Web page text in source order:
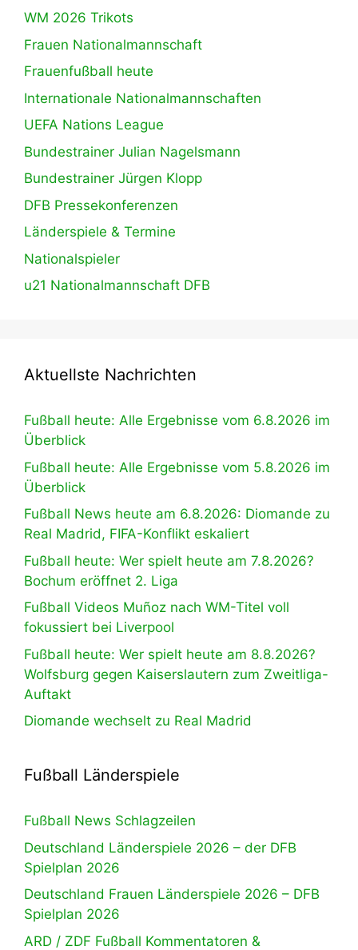
WM 2026 Trikots
Frauen Nationalmannschaft
Frauenfußball heute
Internationale Nationalmannschaften
UEFA Nations League
Bundestrainer Julian Nagelsmann
Bundestrainer Jürgen Klopp
DFB Pressekonferenzen
Länderspiele & Termine
Nationalspieler
u21 Nationalmannschaft DFB
Aktuellste Nachrichten
Fußball heute: Alle Ergebnisse vom 6.8.2026 im
Überblick
Fußball heute: Alle Ergebnisse vom 5.8.2026 im
Überblick
Fußball News heute am 6.8.2026: Diomande zu
Real Madrid, FIFA-Konflikt eskaliert
Fußball heute: Wer spielt heute am 7.8.2026?
Bochum eröffnet 2. Liga
Fußball Videos Muñoz nach WM-Titel voll
fokussiert bei Liverpool
Fußball heute: Wer spielt heute am 8.8.2026?
Wolfsburg gegen Kaiserslautern zum Zweitliga-
Auftakt
Diomande wechselt zu Real Madrid
Fußball Länderspiele
Fußball News Schlagzeilen
Deutschland Länderspiele 2026 – der DFB
Spielplan 2026
Deutschland Frauen Länderspiele 2026 – DFB
Spielplan 2026
ARD / ZDF Fußball Kommentatoren &